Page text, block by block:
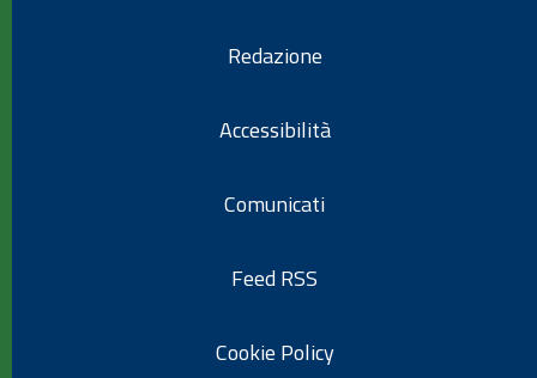
Redazione
Accessibilità
Comunicati
Feed RSS
Cookie Policy